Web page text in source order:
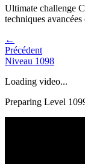
Ultimate challenge
techniques
←
Précédent
Niveau 1098
Loading video...
Preparing Level